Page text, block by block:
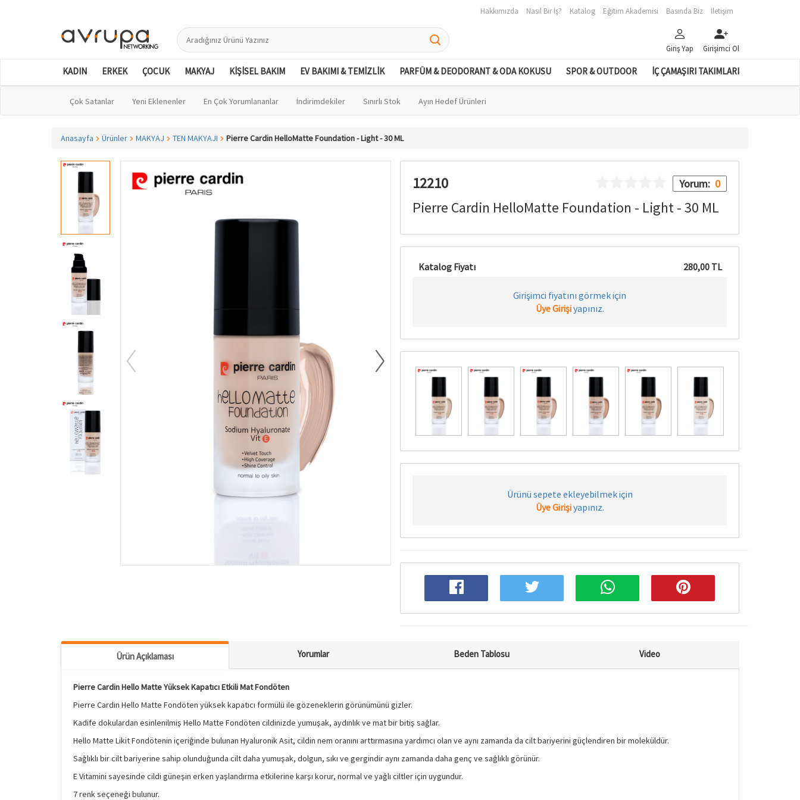
Hakkımızda Nasıl Bir İş? Katalog Eğitim Akademisi Basında Biz İletişim
Giriş Yap Girişimci Ol
KADIN ERKEK ÇOCUK MAKYAJ KİŞİSEL BAKIM EV BAKIMI & TEMİZLİK PARFÜM & DEODORANT & ODA KOKUSU SPOR & OUTDOOR İÇ ÇAMAŞIRI TAKIMLARI
Çok Satanlar Yeni Eklenenler En Çok Yorumlananlar İndirimdekiler Sınırlı Stok Ayın Hedef Ürünleri
Anasayfa Ürünler MAKYAJ TEN MAKYAJI Pierre Cardin HelloMatte Foundation - Light - 30 ML
12210 Yorum: 0
Pierre Cardin HelloMatte Foundation - Light - 30 ML
Katalog Fiyatı 280,00 TL
Girişimci fiyatını görmek için
Üye Girişiyapınız.
Ürünü sepete ekleyebilmek için
Üye Girişiyapınız.
Ürün Açıklaması Yorumlar Beden Tablosu Video
Pierre Cardin Hello Matte Yüksek Kapatıcı Etkili Mat Fondöten
Pierre Cardin Hello Matte Fondöten yüksek kapatıcı formülü ile gözeneklerin görünümünü gizler.
Kadife dokulardan esinlenilmiş Hello Matte Fondöten cildinizde yumuşak, aydınlık ve mat bir bitiş sağlar.
Hello Matte Likit Fondötenin içeriğinde bulunan Hyaluronik Asit, cildin nem oranını arttırmasına yardımcı olan ve aynı zamanda da cilt bariyerini güçlendiren bir moleküldür.
Sağlıklı bir cilt bariyerine sahip olunduğunda cilt daha yumuşak, dolgun, sıkı ve gergindir aynı zamanda daha genç ve sağlıklı görünür.
E Vitamini sayesinde cildi güneşin erken yaşlandırma etkilerine karşı korur, normal ve yağlı ciltler için uygundur.
7 renk seçeneği bulunur.